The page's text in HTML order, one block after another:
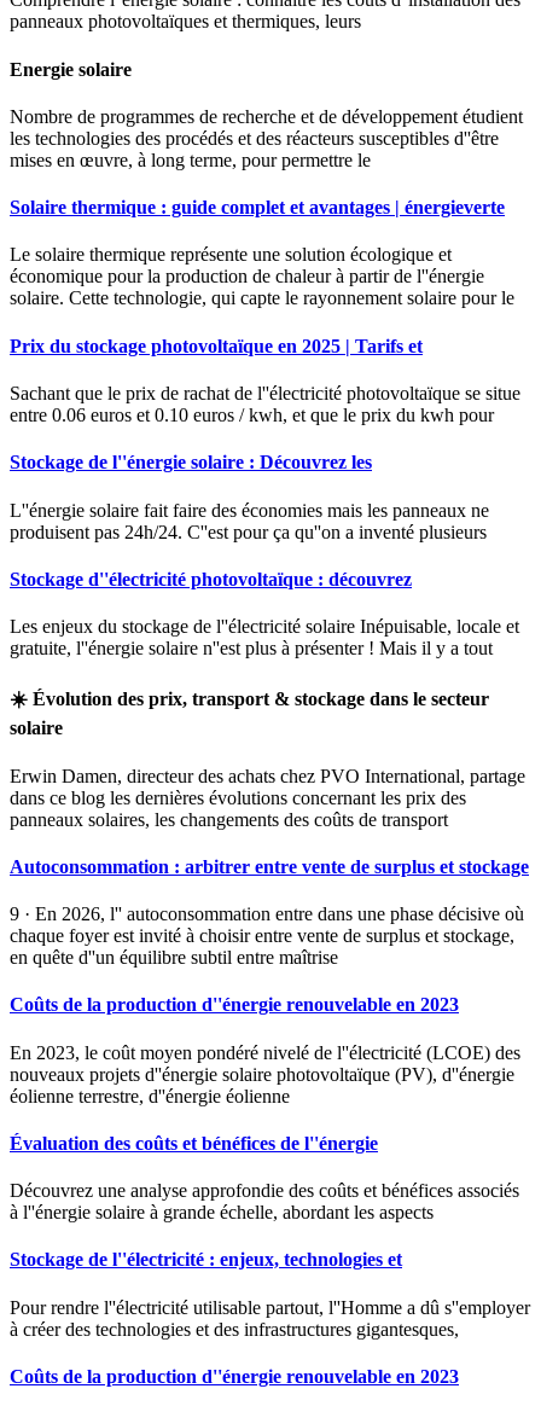
panneaux photovoltaïques et thermiques, leurs
Energie solaire
Nombre de programmes de recherche et de développement étudient
les technologies des procédés et des réacteurs susceptibles d''être
mises en œuvre, à long terme, pour permettre le
Solaire thermique : guide complet et avantages | énergieverte
Le solaire thermique représente une solution écologique et
économique pour la production de chaleur à partir de l''énergie
solaire. Cette technologie, qui capte le rayonnement solaire pour le
Prix du stockage photovoltaïque en 2025 | Tarifs et
Sachant que le prix de rachat de l''électricité photovoltaïque se situe
entre 0.06 euros et 0.10 euros / kwh, et que le prix du kwh pour
Stockage de l''énergie solaire : Découvrez les
L''énergie solaire fait faire des économies mais les panneaux ne
produisent pas 24h/24. C''est pour ça qu''on a inventé plusieurs
Stockage d''électricité photovoltaïque : découvrez
Les enjeux du stockage de l''électricité solaire Inépuisable, locale et
gratuite, l''énergie solaire n''est plus à présenter ! Mais il y a tout
☀️ Évolution des prix, transport & stockage dans le secteur
solaire
Erwin Damen, directeur des achats chez PVO International, partage
dans ce blog les dernières évolutions concernant les prix des
panneaux solaires, les changements des coûts de transport
Autoconsommation : arbitrer entre vente de surplus et stockage
9 · En 2026, l'' autoconsommation entre dans une phase décisive où
chaque foyer est invité à choisir entre vente de surplus et stockage,
en quête d''un équilibre subtil entre maîtrise
Coûts de la production d''énergie renouvelable en 2023
En 2023, le coût moyen pondéré nivelé de l''électricité (LCOE) des
nouveaux projets d''énergie solaire photovoltaïque (PV), d''énergie
éolienne terrestre, d''énergie éolienne
Évaluation des coûts et bénéfices de l''énergie
Découvrez une analyse approfondie des coûts et bénéfices associés
à l''énergie solaire à grande échelle, abordant les aspects
Stockage de l''électricité : enjeux, technologies et
Pour rendre l''électricité utilisable partout, l''Homme a dû s''employer
à créer des technologies et des infrastructures gigantesques,
Coûts de la production d''énergie renouvelable en 2023